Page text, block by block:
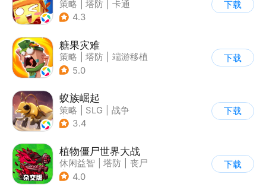
策略 塔防
卡通
| 卡牌
4.3
下载
糖果灾难
策略 塔防
端游移植
| 卡通
5.0
下载
蚁族崛起
策略 SLG
战争
| 卡通
3.4
下载
植物僵尸世界大战
休闲益智 塔防
丧尸
| 卡通
4.0
下载